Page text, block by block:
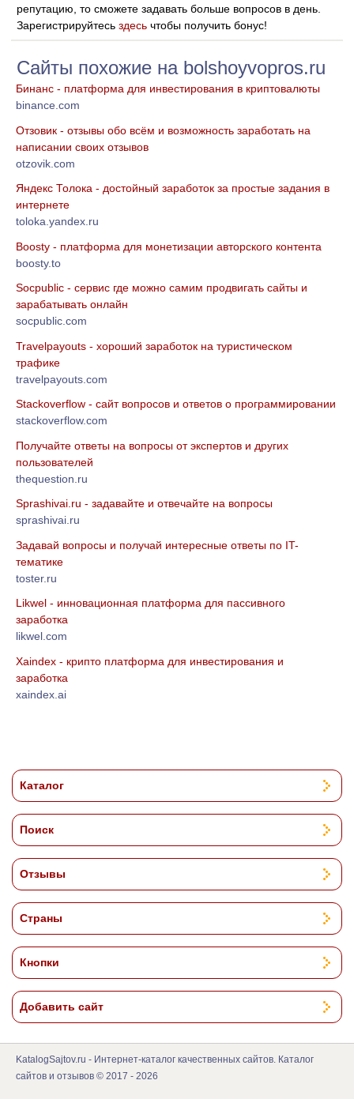
репутацию, то сможете задавать больше вопросов в день.
Зарегистрируйтесь здесь чтобы получить бонус!
Сайты похожие на bolshoyvopros.ru
Бинанс - платформа для инвестирования в криптовалюты
binance.com
Отзовик - отзывы обо всём и возможность заработать на
написании своих отзывов
otzovik.com
Яндекс Толока - достойный заработок за простые задания в
интернете
toloka.yandex.ru
Boosty - платформа для монетизации авторского контента
boosty.to
Socpublic - сервис где можно самим продвигать сайты и
зарабатывать онлайн
socpublic.com
Travelpayouts - хороший заработок на туристическом
трафике
travelpayouts.com
Stackoverflow - сайт вопросов и ответов о программировании
stackoverflow.com
Получайте ответы на вопросы от экспертов и других
пользователей
thequestion.ru
Sprashivai.ru - задавайте и отвечайте на вопросы
sprashivai.ru
Задавай вопросы и получай интересные ответы по IT-
тематике
toster.ru
Likwel - инновационная платформа для пассивного
заработка
likwel.com
Xaindex - крипто платформа для инвестирования и
заработка
xaindex.ai
Каталог
Поиск
Отзывы
Страны
Кнопки
Добавить сайт
KatalogSajtov.ru - Интернет-каталог качественных сайтов. Каталог
сайтов и отзывов © 2017 - 2026